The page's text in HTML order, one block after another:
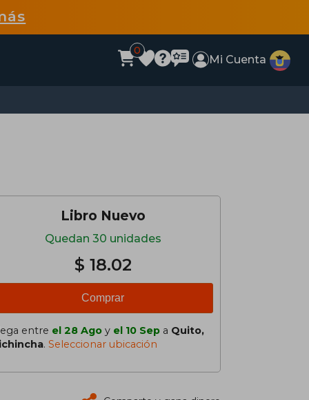
0
Mi Cuenta
Libro Nuevo
Quedan 30 unidades
$ 18.02
Comprar
entre el 28 Ago y el 10 Sep a Quito,
. Seleccionar ubicación